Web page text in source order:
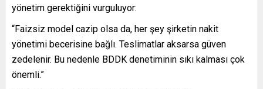
yönetim gerektiğini vurguluyor:
“Faizsiz model cazip olsa da, her şey şirketin nakit
yönetimi becerisine bağlı. Teslimatlar aksarsa güven
zedelenir. Bu nedenle BDDK denetiminin sıkı kalması çok
önemli.”